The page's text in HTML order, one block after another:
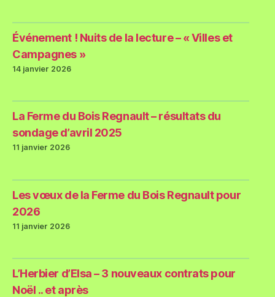
Événement ! Nuits de la lecture – « Villes et
Campagnes »
14 janvier 2026
La Ferme du Bois Regnault – résultats du
sondage d’avril 2025
11 janvier 2026
Les vœux de la Ferme du Bois Regnault pour
2026
11 janvier 2026
L’Herbier d’Elsa – 3 nouveaux contrats pour
Noël .. et après